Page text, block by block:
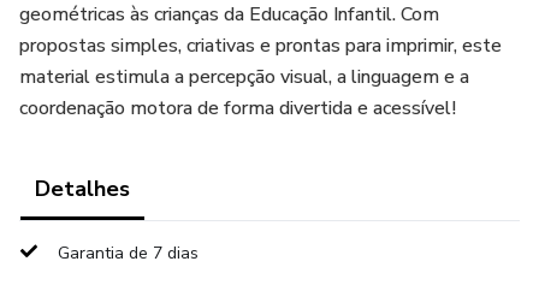
geométricas às crianças da Educação Infantil. Com
propostas simples, criativas e prontas para imprimir, este
material estimula a percepção visual, a linguagem e a
coordenação motora de forma divertida e acessível!
Detalhes
Garantia de 7 dias